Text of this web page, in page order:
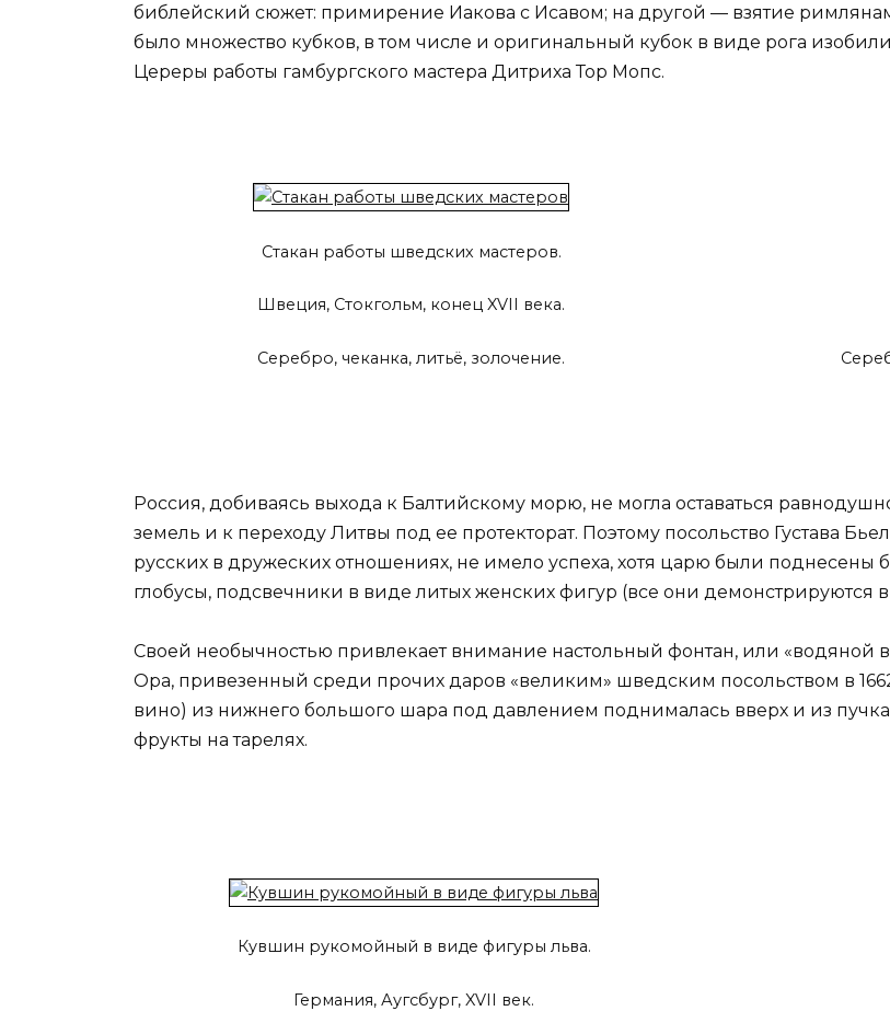
библейский сюжет: примирение Иакова с Исавом; на другой — взятие
было множество кубков, в том числе и оригинальный кубок в виде рога
Цереры работы гамбургского мастера Дитриха Тор Мопс.
Стакан работы шведских мастеров.
Швеция, Стокгольм, конец XVII века.
Серебро, чеканка, литьё, золочение.
Россия, добиваясь выхода к Балтийскому морю, не могла оставаться
земель и к переходу Литвы под ее протекторат. Поэтому посольство Густава
русских в дружеских отношениях, не имело успеха, хотя царю были поднесены
глобусы, подсвечники в виде литых женских фигур (все они демонстрируются
Своей необычностью привлекает внимание настольный фонтан, или «водяной
Ора, привезенный среди прочих даров «великим» шведским посольством в
вино) из нижнего большого шара под давлением поднималась вверх и из
фрукты на тарелях.
Кувшин рукомойный в виде фигуры льва.
Германия, Аугсбург, XVII век.